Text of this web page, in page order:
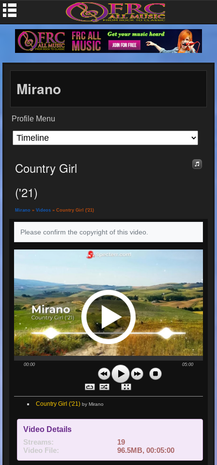
Mirano
Profile Menu
Country Girl
('21)
Mirano » Videos » Country Girl ('21)
Please confirm the copyright of this video.
00:00 05:00
Country Girl ('21) by Mirano
Video Details
Streams:
19
Video File:
96.5MB, 00:05:00